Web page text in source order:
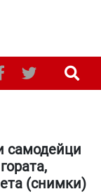
самодейци
(снимки)